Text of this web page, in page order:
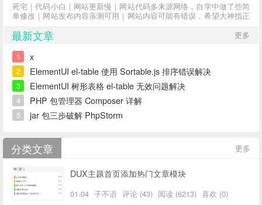
死宅｜代码小白｜网站更新慢｜网站代码多来源网络，自学中做了些简
单修改｜网站发布内容亲测可用｜网站内容可能有错误，希望大神指正
更多
最新文章
1 x
2 ElementUI el-table 使用 Sortable.js 排序错误解决
3 ElementUI 树形表格 el-table 无效问题解决
4 PHP 包管理器 Composer 详解
5 jar 包三步破解 PhpStorm
更多
分类文章
DUX主题首页添加热门文章模块
01-04 子不语 评论 (43) 阅读 (6213) 喜欢 (0)